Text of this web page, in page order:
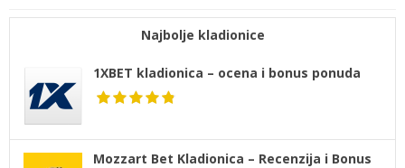
Najbolje kladionice
1XBET kladionica – ocena i bonus ponuda
Mozzart Bet Kladionica – Recenzija i Bonus